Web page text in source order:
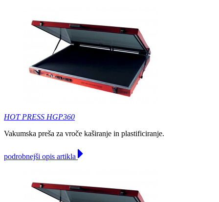
HOT PRESS HGP360
Vakumska preša za vroče kaširanje in plastificiranje.
podrobnejši opis artikla